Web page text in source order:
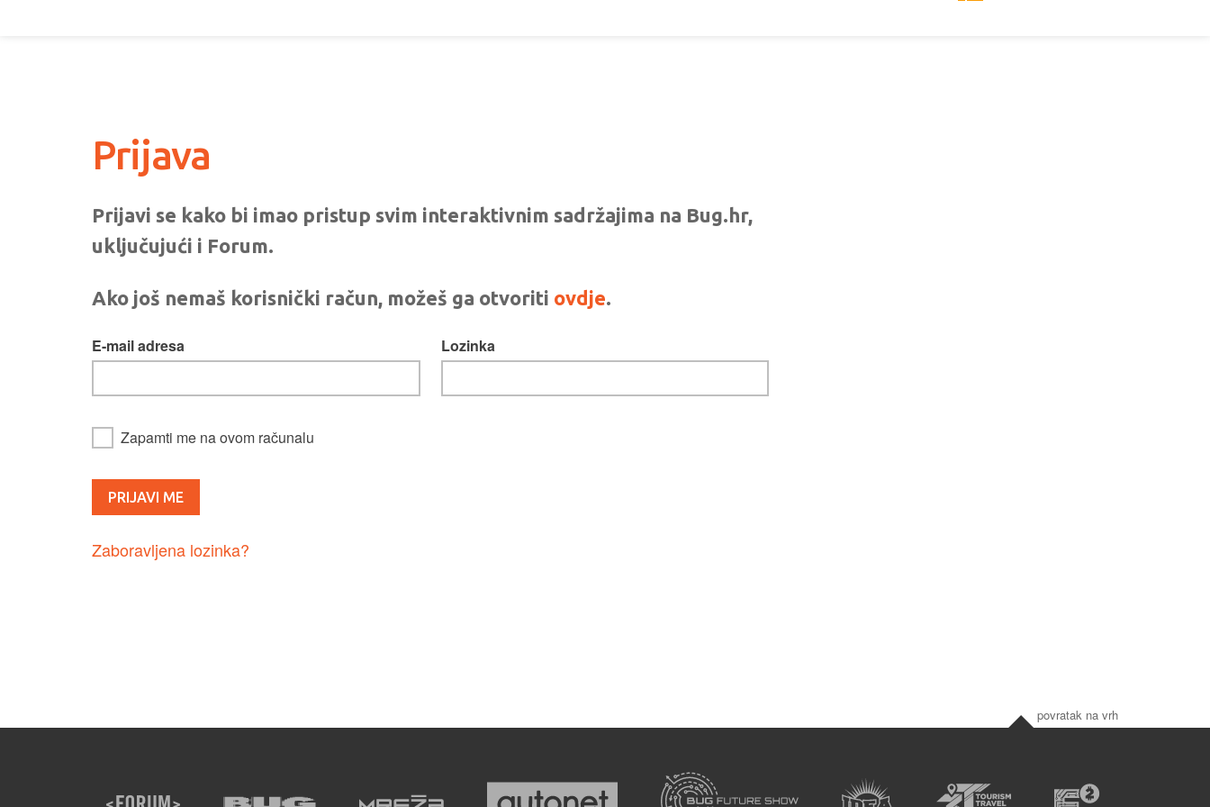
Prijava
Prijavi se kako bi imao pristup svim interaktivnim sadržajima na Bug.hr,
uključujući i Forum.
Ako još nemaš korisnički račun, možeš ga otvoriti ovdje.
E-mail adresa Lozinka
Zapamti me na ovom računalu
Zaboravljena lozinka?
povratak na vrh